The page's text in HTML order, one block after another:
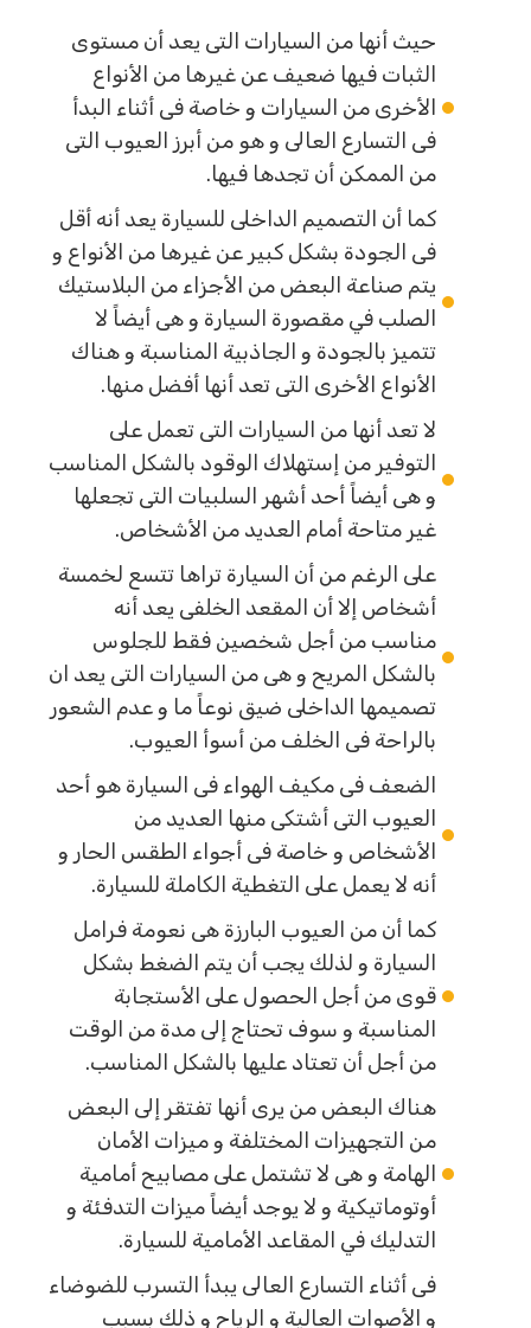
حيث أنها من السيارات التى يعد أن مستوى
الثبات فيها ضعيف عن غيرها من الأنواع
الأخرى من السيارات و خاصة فى أثناء البدأ
فى التسارع العالى و هو من أبرز العيوب التى
من الممكن أن تجدها فيها.
كما أن التصميم الداخلى للسيارة يعد أنه أقل
فى الجودة بشكل كبير عن غيرها من الأنواع و
يتم صناعة البعض من الأجزاء من البلاستيك
الصلب في مقصورة السيارة و هى أيضاً لا
تتميز بالجودة و الجاذبية المناسبة و هناك
الأنواع الأخرى التى تعد أنها أفضل منها.
لا تعد أنها من السيارات التى تعمل على
التوفير من إستهلاك الوقود بالشكل المناسب
و هى أيضاً أحد أشهر السلبيات التى تجعلها
غير متاحة أمام العديد من الأشخاص.
على الرغم من أن السيارة تراها تتسع لخمسة
أشخاص إلا أن المقعد الخلفى يعد أنه
مناسب من أجل شخصين فقط للجلوس
بالشكل المريح و هى من السيارات التى يعد ان
تصميمها الداخلى ضيق نوعاً ما و عدم الشعور
بالراحة فى الخلف من أسوأ العيوب.
الضعف فى مكيف الهواء فى السيارة هو أحد
العيوب التى أشتكى منها العديد من
الأشخاص و خاصة فى أجواء الطقس الحار و
أنه لا يعمل على التغطية الكاملة للسيارة.
كما أن من العيوب البارزة هى نعومة فرامل
السيارة و لذلك يجب أن يتم الضغط بشكل
قوى من أجل الحصول على الأستجابة
المناسبة و سوف تحتاج إلى مدة من الوقت
من أجل أن تعتاد عليها بالشكل المناسب.
هناك البعض من يرى أنها تفتقر إلى البعض
من التجهيزات المختلفة و ميزات الأمان
الهامة و هى لا تشتمل على مصابيح أمامية
أوتوماتيكية و لا يوجد أيضاً ميزات التدفئة و
التدليك في المقاعد الأمامية للسيارة.
فى أثناء التسارع العالى يبدأ التسرب للضوضاء
و الأصوات العالية و الرياح و ذلك بسبب